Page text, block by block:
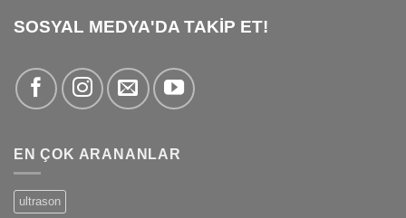
SOSYAL MEDYA'DA TAKİP ET!
EN ÇOK ARANANLAR
ultrason